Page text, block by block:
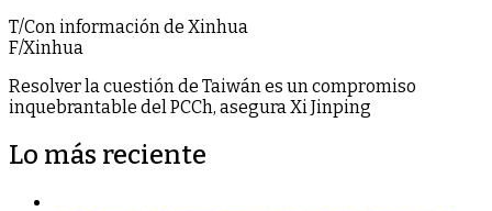
T/Con información de Xinhua
F/Xinhua
Resolver la cuestión de Taiwán es un compromiso
inquebrantable del PCCh, asegura Xi Jinping
Lo más reciente